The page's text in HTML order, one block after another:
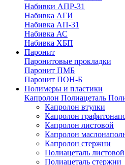
Набивки АПР-31
Набивка АГИ
Набивка АП-31
Набивка АС
Набивка ХБП
Паронит
Паронитовые прокладки
Паронит ПМБ
Паронит ПОН-Б
Полимеры и пластики
Капролон Полиацеталь
Капролон втулки
Капролон
Капролон листовой
Капролон
Капролон стержни
Полиацеталь листовой
Полиацеталь стержни